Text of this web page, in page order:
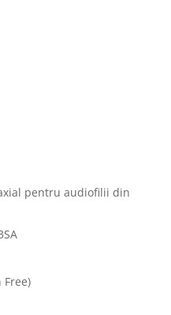
pentru audiofilii din
Free)